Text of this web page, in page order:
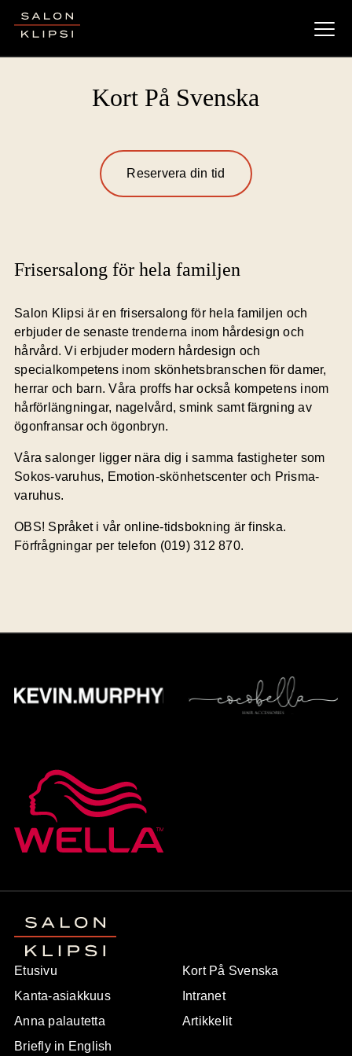
Salon Klipsi
Kort På Svenska
Reservera din tid
Frisersalong för hela familjen
Salon Klipsi är en frisersalong för hela familjen och
erbjuder de senaste trenderna inom hårdesign och
hårvård. Vi erbjuder modern hårdesign och
specialkompetens inom skönhetsbranschen för damer,
herrar och barn. Våra proffs har också kompetens inom
hårförlängningar, nagelvård, smink samt färgning av
ögonfransar och ögonbryn.
Våra salonger ligger nära dig i samma fastigheter som
Sokos-varuhus, Emotion-skönhetscenter och Prisma-
varuhus.
OBS! Språket i vår online-tidsbokning är finska.
Förfrågningar per telefon (019) 312 870.
Etusivu
Kanta-asiakkuus
Anna palautetta
Briefly in English
Kort På Svenska
Intranet
Artikkelit